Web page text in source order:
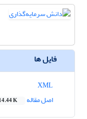
فایل ها
اصل مقاله
K